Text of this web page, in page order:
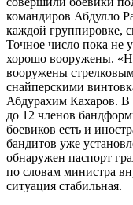
командиров Абдулло
каждой группировке,
Точное число пока не
хорошо вооружены.
вооружены
снайперскими
Абдурахим Кахаров. В
до 12 членов
боевиков есть и
бандитов уже
обнаружен паспорт
по словам министра
ситуация стабильная.